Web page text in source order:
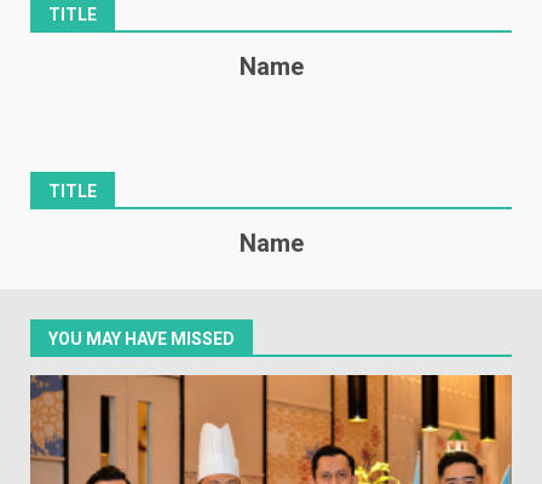
TITLE
Name
TITLE
Name
YOU MAY HAVE MISSED